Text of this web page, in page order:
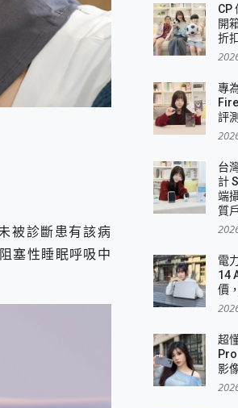
天！支援 iOS/Android！
需求？
每月免費送你 300分鐘轉寫
登場，趕快來AGI亞奇雷挑戰任務抽
1 磁吸無線急速行動電源 開箱 評測
伴！帶給您優異的安全性與強大供電效
27型」 4K IPS 輕薄商用智慧聯網螢幕
鬥值爆表，效能x娛樂全都要！
MagReact™ M3 3 in 1可攜摺疊無
超服貼，音質、通話也很優質
烘 AI 滾筒洗衣機
掌機專屬擴充底座 開箱 評測
評測
好拍
樂分離 2024 消除人聲推薦
人 ios教學 不出門也可以到處走
酷態科 300W 微型充電站 開箱 評測
Wizard Free 18.0.0 業界最好的資料救援
是這麼簡單
日長續航、頂尖影音娛樂效能~
被診斷患有該病
塞性睡眠呼吸中
CP
開
折
專
評
台
計
端
質
電
14
價
超
影